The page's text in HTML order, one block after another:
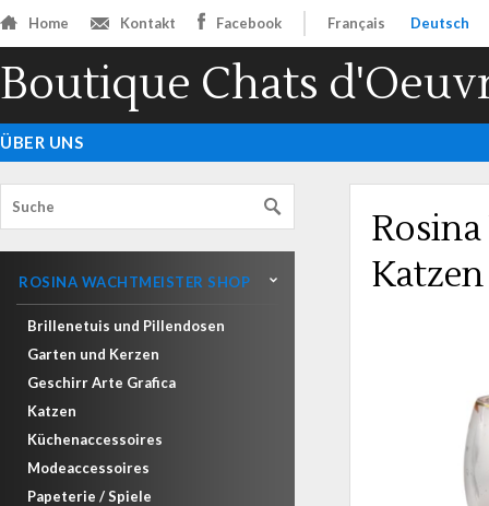
Home Kontakt Facebook Français Deutsch
Boutique Chats
ÜBER UNS
ROSINA WACHTMEISTER SHOP
Brillenetuis und Pillendosen
Garten und Kerzen
Geschirr Arte Grafica
Katzen
Küchenaccessoires
Modeaccessoires
Papeterie / Spiele